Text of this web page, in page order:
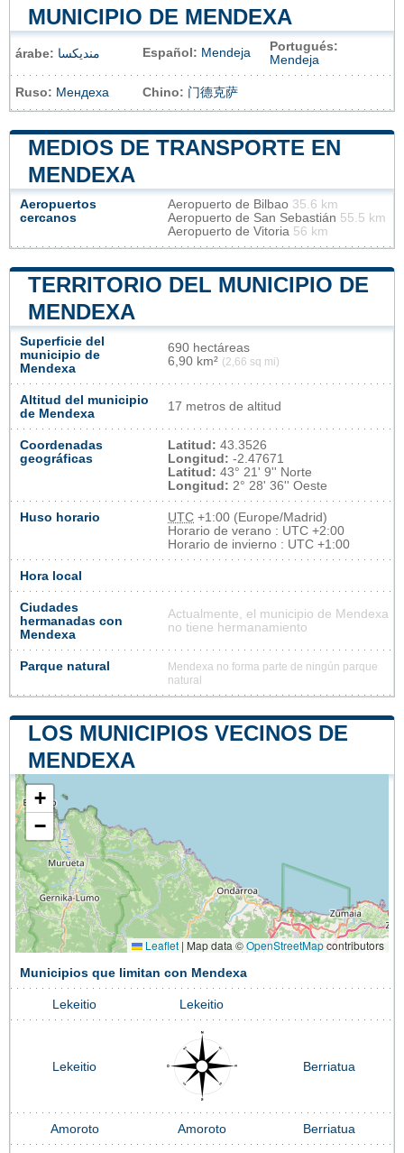
MUNICIPIO DE MENDEXA
árabe: منديكسا Español: Mendeja
Portugués:
Mendeja
Ruso: Мендеха Chino: 门德克萨
MEDIOS DE TRANSPORTE EN
MENDEXA
Aeropuertos
cercanos
Aeropuerto de Bilbao 35.6 km
Aeropuerto de San Sebastián 55.5 km
Aeropuerto de Vitoria 56 km
TERRITORIO DEL MUNICIPIO DE
MENDEXA
Superficie del
municipio de
Mendexa
690 hectáreas
6,90 km² (2,66 sq mi)
Altitud del municipio
de Mendexa
17 metros de altitud
Coordenadas
geográficas
Latitud: 43.3526
Longitud: -2.47671
Latitud: 43° 21' 9'' Norte
Longitud: 2° 28' 36'' Oeste
Huso horario UTC +1:00 (Europe/Madrid)
Horario de verano : UTC +2:00
Horario de invierno : UTC +1:00
Hora local
Ciudades
hermanadas con
Mendexa
Actualmente, el municipio de Mendexa
no tiene hermanamiento
Parque natural
Mendexa no forma parte de ningún parque
natural
LOS MUNICIPIOS VECINOS DE
MENDEXA
+
−
Leaflet | Map data ©OpenStreetMapcontributors
Municipios que limitan con Mendexa
Lekeitio Lekeitio
Lekeitio Berriatua
Amoroto Amoroto Berriatua